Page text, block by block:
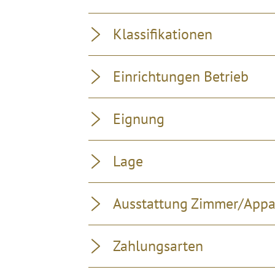
Klassifikationen
Einrichtungen Betrieb
Eignung
Lage
Ausstattung Zimmer/
Zahlungsarten